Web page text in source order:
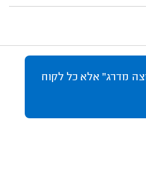
מדרג" אלא כל לקוח